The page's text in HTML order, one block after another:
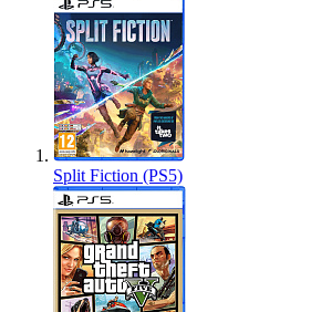
Split Fiction (PS5)